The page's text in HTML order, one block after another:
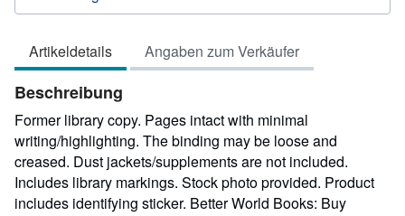
5
Artikeldetails
Angaben zum Verkäufer
Beschreibung
Former library copy. Pages intact with minimal
writing/highlighting. The binding may be loose and
creased. Dust jackets/supplements are not included.
Includes library markings. Stock photo provided. Product
includes identifying sticker. Better World Books: Buy